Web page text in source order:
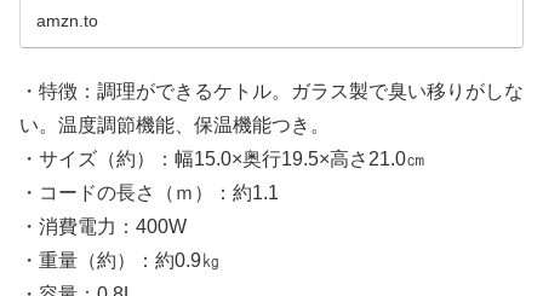
amzn.to
・特徴：調理ができるケトル。ガラス製で臭い移りがしな
い。温度調節機能、保温機能つき。
・サイズ（約）：幅15.0×奥行19.5×高さ21.0㎝
・コードの長さ（ｍ）：約1.1
・消費電力：400W
・重量（約）：約0.9㎏